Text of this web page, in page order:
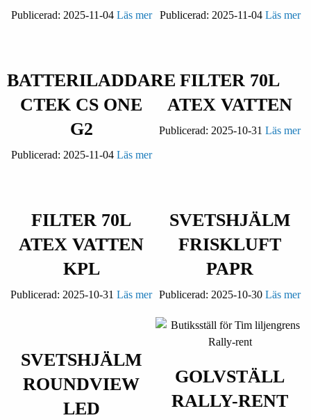
Publicerad: 2025-11-04 Läs mer Publicerad: 2025-11-04 Läs mer
BATTERILADDARE
CTEK CS ONE
G2
Publicerad: 2025-11-04 Läs mer
FILTER 70L
ATEX VATTEN
Publicerad: 2025-10-31 Läs mer
FILTER 70L
ATEX VATTEN
KPL
Publicerad: 2025-10-31 Läs mer
SVETSHJÄLM
FRISKLUFT
PAPR
Publicerad: 2025-10-30 Läs mer
SVETSHJÄLM
ROUNDVIEW
LED
GOLVSTÄLL
RALLY-RENT